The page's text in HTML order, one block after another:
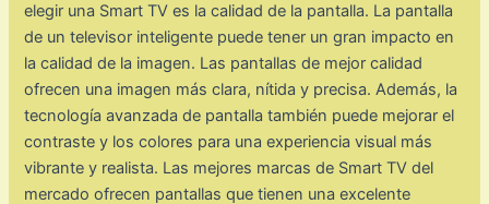
elegir una Smart TV es la calidad de la pantalla. La pantalla
de un televisor inteligente puede tener un gran impacto en
la calidad de la imagen. Las pantallas de mejor calidad
ofrecen una imagen más clara, nítida y precisa. Además, la
tecnología avanzada de pantalla también puede mejorar el
contraste y los colores para una experiencia visual más
vibrante y realista. Las mejores marcas de Smart TV del
mercado ofrecen pantallas que tienen una excelente